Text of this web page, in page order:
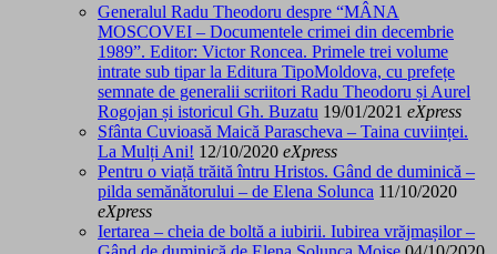
Generalul Radu Theodoru despre “MÂNA
MOSCOVEI – Documentele crimei din decembrie
1989”. Editor: Victor Roncea. Primele trei volume
intrate sub tipar la Editura TipoMoldova, cu prefețe
semnate de generalii scriitori Radu Theodoru și Aurel
Rogojan și istoricul Gh. Buzatu 19/01/2021 eXpress
Sfânta Cuvioasă Maică Parascheva – Taina cuviinței.
La Mulți Ani! 12/10/2020 eXpress
Pentru o viață trăită întru Hristos. Gând de duminică –
pilda semănătorului – de Elena Solunca 11/10/2020
eXpress
Iertarea – cheia de boltă a iubirii. Iubirea vrăjmașilor –